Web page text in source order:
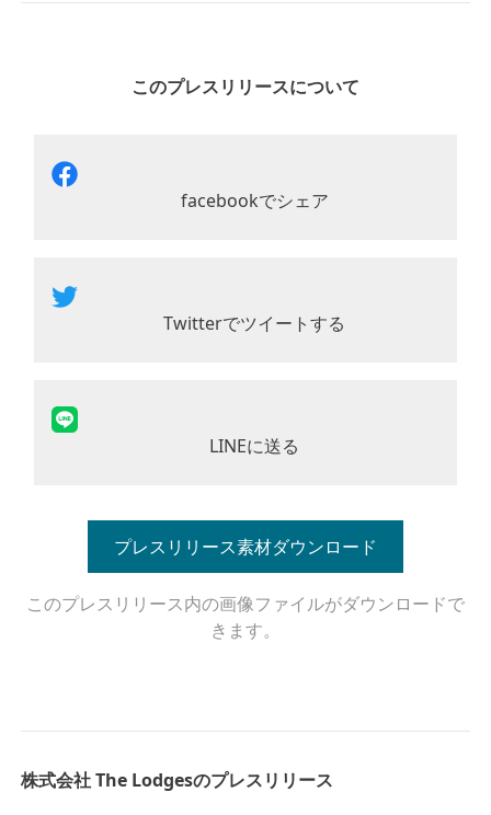
このプレスリリースについて
facebookでシェア
Twitterでツイートする
LINEに送る
プレスリリース素材ダウンロード
このプレスリリース内の画像ファイルがダウンロードで
きます。
株式会社 The Lodgesのプレスリリース